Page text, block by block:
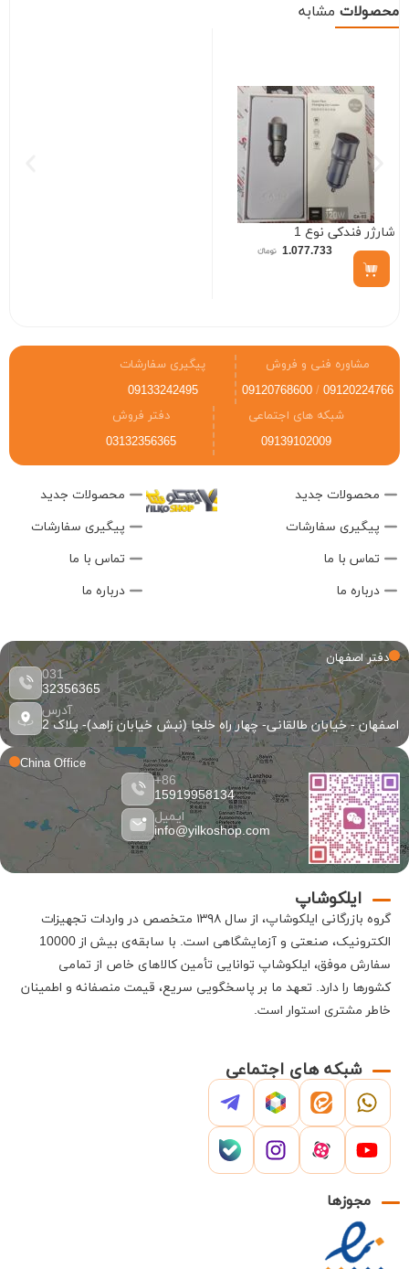
محصولات مشابه
شارژر فندکی نوع 1
1.077.733
مشاوره فنی و فروش
09120224766
/
09120768600
پیگیری سفارشات
09133242495
دفتر فروش
03132356365
شبکه های اجتماعی
09139102009
محصولات جدید
پیگیری سفارشات
تماس با ما
درباره ما
محصولات جدید
پیگیری سفارشات
تماس با ما
درباره ما
China Office
86+
15919958134
ایمیل
info@yilkoshop.com
دفتر اصفهان
031
32356365
آدرس
اصفهان - خیابان طالقانی- چهار راه خلجا (نبش خیابان زاهد)- پلاک 2
ایلکوشاپ
گروه بازرگانی ایلکوشاپ
، از سال ۱۳۹۸ متخصص در واردات تجهیزات
الکترونیک، صنعتی و آزمایشگاهی است.
با سابقه‌ی بیش از 10000
سفارش موفق، ایلکوشاپ توانایی تأمین کالاهای خاص از تمامی
کشورها را دارد. تعهد ما بر پاسخگویی سریع، قیمت منصفانه و اطمینان
خاطر مشتری استوار است.
شبکه های اجتماعی
مجوزها